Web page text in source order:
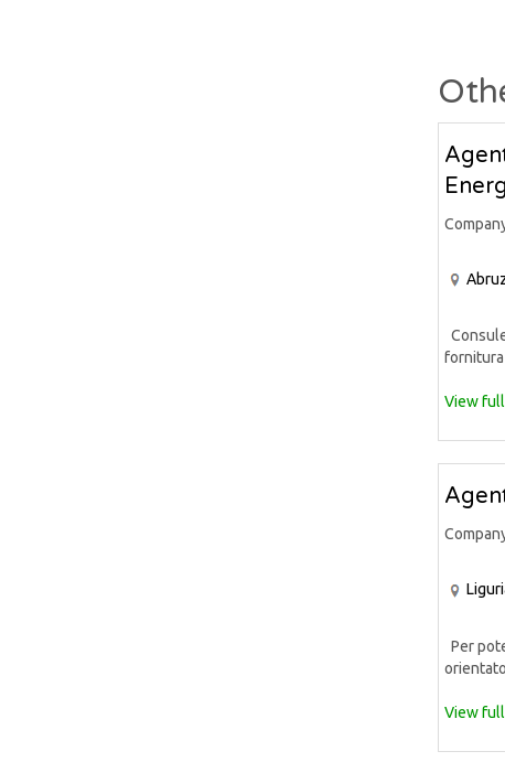
fornitura
View
Per
View